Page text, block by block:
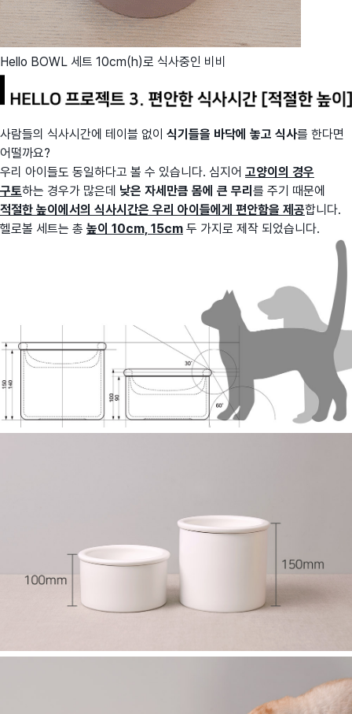
Hello BOWL 세트 10cm(h)로 식사중인 비비
사람들의 식사시간에 테이블 없이 식기들을 바닥에 놓고 식사를 한다면
어떨까요?
우리 아이들도 동일하다고 볼 수 있습니다. 심지어 고양이의 경우
구토하는 경우가 많은데 낮은 자세만큼 몸에 큰 무리 를 주기 때문에
적절한 높이에서의 식사시간은 우리 아이들에게 편안함을 제공합니다.
헬로볼 세트는 총 높이 10cm, 15cm 두 가지로 제작 되었습니다.